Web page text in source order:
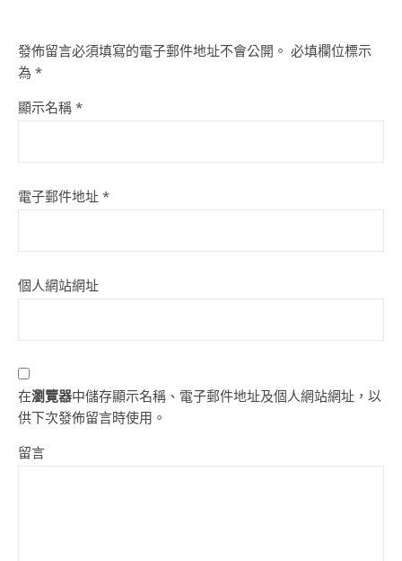
發佈留言必須填寫的電子郵件地址不會公開。 必填欄位標示
為 *
顯示名稱 *
電子郵件地址 *
個人網站網址
在瀏覽器中儲存顯示名稱、電子郵件地址及個人網站網址，以
供下次發佈留言時使用。
留言